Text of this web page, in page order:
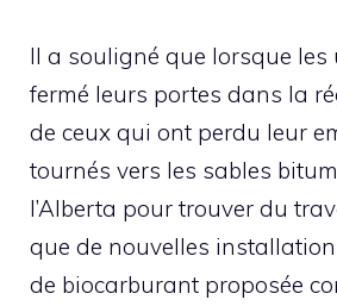
Il a souligné que lorsque les
fermé leurs portes dans la
de ceux qui ont perdu leur
tournés vers les sables
l’Alberta pour trouver du
que de nouvelles
de biocarburant proposée